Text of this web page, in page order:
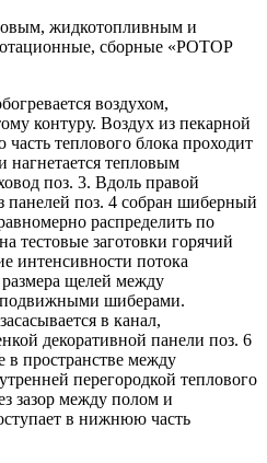
воздухом,
контуру. Воздух из пекарной
теплового блока проходит
нагнетается тепловым
поз. 3. Вдоль правой
панелей поз. 4 собран шиберный
распределить по
тестовые заготовки горячий
интенсивности потока
щелей между
шиберами.
в канал,
декоративной панели поз. 6
в пространстве между
перегородкой теплового
зазор между полом и
в нижнюю часть